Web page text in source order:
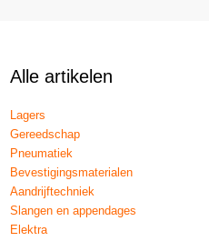
Alle artikelen
Lagers
Gereedschap
Pneumatiek
Bevestigingsmaterialen
Aandrijftechniek
Slangen en appendages
Elektra